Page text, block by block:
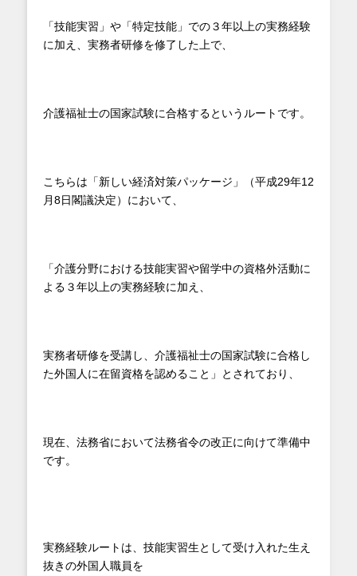
「技能実習」や「特定技能」での３年以上の実務経験
に加え、実務者研修を修了した上で、
介護福祉士の国家試験に合格するというルートです。
こちらは「新しい経済対策パッケージ」（平成29年12
月8日閣議決定）において、
「介護分野における技能実習や留学中の資格外活動に
よる３年以上の実務経験に加え、
実務者研修を受講し、介護福祉士の国家試験に合格し
た外国人に在留資格を認めること」とされており、
現在、法務省において法務省令の改正に向けて準備中
です。
実務経験ルートは、技能実習生として受け入れた生え
抜きの外国人職員を